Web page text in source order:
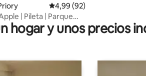
Calificación promedio: 4,99
4,99 (92)
| Pileta | Parque
hogar y unos precios